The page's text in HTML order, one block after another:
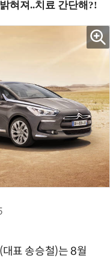
표 송승철)는 8월